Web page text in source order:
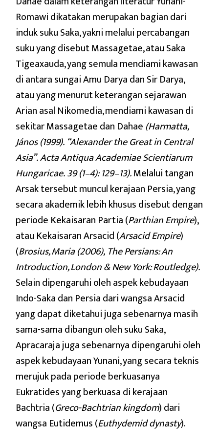
Romawi dikatakan merupakan bagian dari
induk suku Saka, yakni melalui percabangan
suku yang disebut Massagetae, atau Saka
Tigeaxauda, yang semula mendiami kawasan
di antara sungai Amu Darya dan Sir Darya,
atau yang menurut keterangan sejarawan
Arian asal Nikomedia, mendiami kawasan di
sekitar Massagetae dan Dahae (Harmatta,
János (1999). “Alexander the Great in Central
Asia”. Acta Antiqua Academiae Scientiarum
Hungaricae. 39 (1–4): 129–13).Melalui tangan
Arsak tersebut muncul kerajaan Persia, yang
secara akademik lebih khusus disebut dengan
periode Kekaisaran Partia (Parthian Empire),
atau Kekaisaran Arsacid (Arsacid Empire)
(Brosius, Maria (2006), The Persians: An
Introduction, London & New York: Routledge).
Selain dipengaruhi oleh aspek kebudayaan
Indo-Saka dan Persia dari wangsa Arsacid
yang dapat diketahui juga sebenarnya masih
sama-sama dibangun oleh suku Saka,
Apracaraja juga sebenarnya dipengaruhi oleh
aspek kebudayaan Yunani, yang secara teknis
merujuk pada periode berkuasanya
Eukratides yang berkuasa di kerajaan
Bachtria (Greco-Bachtrian kingdom) dari
wangsa Eutidemus (Euthydemid dynasty).